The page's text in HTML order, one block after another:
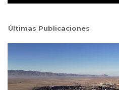
Últimas Publicaciones